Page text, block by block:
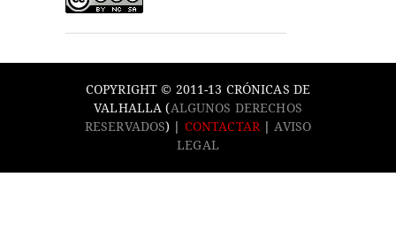
COPYRIGHT © 2011-13 CRÓNICAS DE
VALHALLA (ALGUNOS DERECHOS
RESERVADOS) | CONTACTAR
AVISO
LEGAL